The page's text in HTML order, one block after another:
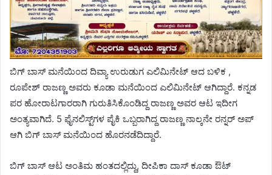
ಬಿಗ್ ಬಾಸ್ ಮನೆಯಿಂದ ದಿವ್ಯಾ ಉರುಡುಗ ಎಲಿಮಿನೇಟ್ ಆದ ಬಳಿಕ ,
ರೂಪೇಶ್ ರಾಜಣ್ಣ ಅವರು ಕೂಡಾ ಮನೆಯಿಂದ ಎಲಿಮಿನೇಟ್ ಆಗಿದ್ದಾರೆ. ಕನ್ನಡ
ಪರ ಹೋರಾಟಗಾರರಾಗಿ ಗುರುತಿಸಿಕೊಂಡಿದ್ದ ರಾಜಣ್ಣ ಅವರ ಆಟ ಇದೀಗ
ಅಂತ್ಯವಾಗಿದೆ. 5 ಫೈನಲಿಸ್ಟ್‌ಗಳ ಪೈಕಿ ಒಬ್ಬರಾಗಿದ್ದ ರಾಜಣ್ಣ ನಾಲ್ಕನೇ ರನ್ನರ್ ಅಪ್
ಆಗಿ ಬಿಗ್ ಬಾಸ್ ಮನೆಯಿಂದ ಹೊರನಡೆದಿದ್ದಾರೆ.
ಬಿಗ್ ಬಾಸ್ ಆಟ ಅಂತಿಮ ಹಂತದಲ್ಲಿದ್ದು, ದೀಪಿಕಾ ದಾಸ್ ಕೂಡಾ ಔಟ್